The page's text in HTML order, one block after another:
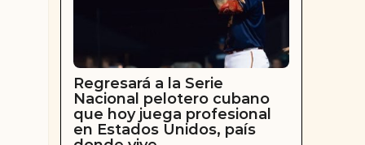
Regresará a la Serie
Nacional pelotero cubano
que hoy juega profesional
en Estados Unidos, país